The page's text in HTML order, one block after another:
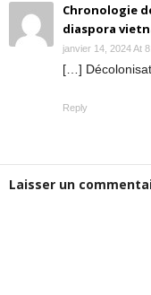
Chronologie
diaspora
janvier 14, 2024 At
[…]
Reply
Laisser un